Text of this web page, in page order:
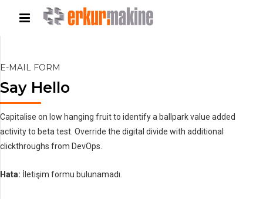
E-MAIL FORM
Say Hello
Capitalise on low hanging fruit to identify a ballpark value added
activity to beta test. Override the digital divide with additional
clickthroughs from DevOps.
Hata: İletişim formu bulunamadı.